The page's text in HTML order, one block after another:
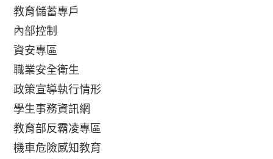
教育儲蓄專戶
內部控制
資安專區
職業安全衛生
政策宣導執行情形
學生事務資訊網
教育部反霸凌專區
機車危險感知教育